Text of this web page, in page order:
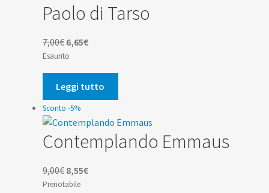
Paolo di Tarso
7,00€ Il
prezzo
originale
era:
7,00€.
6,65€Il
attuale
è:
6,65€.
Esaurito
Leggi tutto
Sconto -5%
Contemplando Emmaus
9,00€ Il
prezzo
8,55€Il
Prenotabile